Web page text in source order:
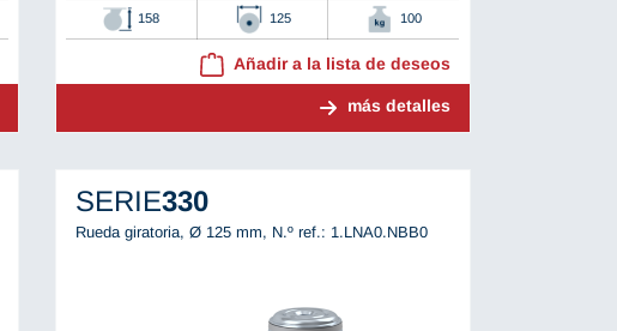
158 125 100
Añadir a la lista de deseos
más detalles
SERIE330
Rueda giratoria, Ø 125 mm, N.º ref.: 1.LNA0.NBB0